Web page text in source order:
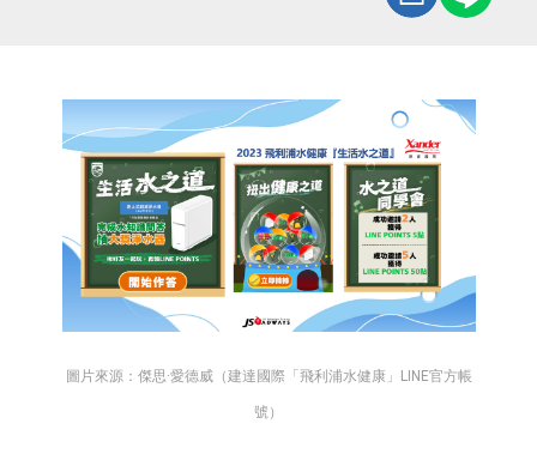
圖片來源：傑思·愛德威（建達國際「飛利浦水健康」LINE官方帳
號）